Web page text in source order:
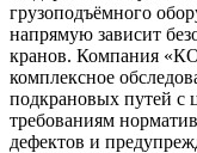
грузоподъёмного
напрямую зависит
кранов. Компания
комплексное
подкрановых путей с
требованиям
дефектов и